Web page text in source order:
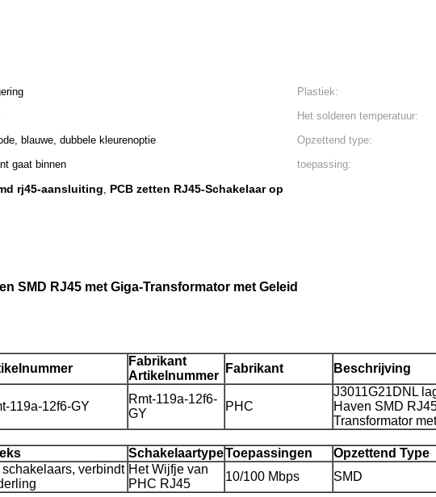
Plastiek:
Het solderen temperatuur:
blauwe, dubbele kleurenoptie
Opzettend type:
gaat binnen
toepassing:
rj45-aansluiting, PCB zetten RJ45-Schakelaar op
SMD RJ45 met Giga-Transformator met Geleid
Fabrikant
Artikelnummer
Fabrikant Beschrijving
119a-12f6-GY
Rmt-119a-12f6-
GY
PHC
J3011G21DNL
Haven SMD
Transformator
SchakelaartypeToepassingen
Opzettend Type
schakelaars, verbindt Het Wijfje van
PHC RJ45
10/100 Mbps SMD